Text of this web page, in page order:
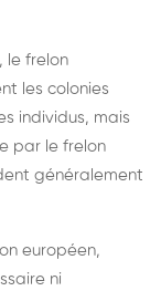
le frelon
les colonies
individus, mais
par le frelon
généralement
européen,
ni